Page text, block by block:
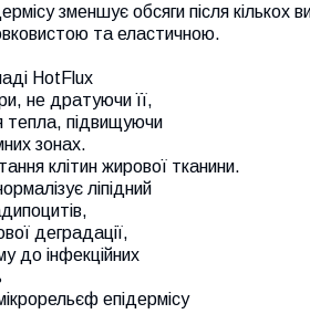
зменшує обсяги після
та еластичною.
HotFlux
не дратуючи її,
тепла, підвищуючи
зонах.
клітин жирової тканини.
ліпідний
деградації,
до інфекційних
епідермісу